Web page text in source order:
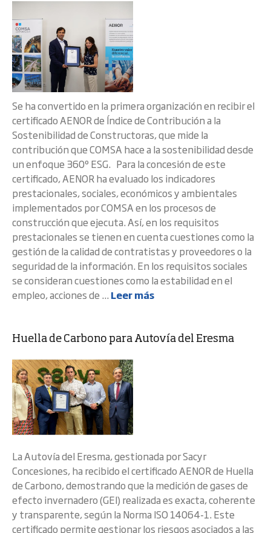
Se ha convertido en la primera organización en recibir el
certificado AENOR de Índice de Contribución a la
Sostenibilidad de Constructoras, que mide la
contribución que COMSA hace a la sostenibilidad desde
un enfoque 360º ESG. Para la concesión de este
certificado, AENOR ha evaluado los indicadores
prestacionales, sociales, económicos y ambientales
implementados por COMSA en los procesos de
construcción que ejecuta. Así, en los requisitos
prestacionales se tienen en cuenta cuestiones como la
gestión de la calidad de contratistas y proveedores o la
seguridad de la información. En los requisitos sociales
se consideran cuestiones como la estabilidad en el
empleo, acciones de ... Leer más
Huella de Carbono para Autovía del Eresma
La Autovía del Eresma, gestionada por Sacyr
Concesiones, ha recibido el certificado AENOR de Huella
de Carbono, demostrando que la medición de gases de
efecto invernadero (GEI) realizada es exacta, coherente
y transparente, según la Norma ISO 14064-1. Este
certificado permite gestionar los riesgos asociados a las